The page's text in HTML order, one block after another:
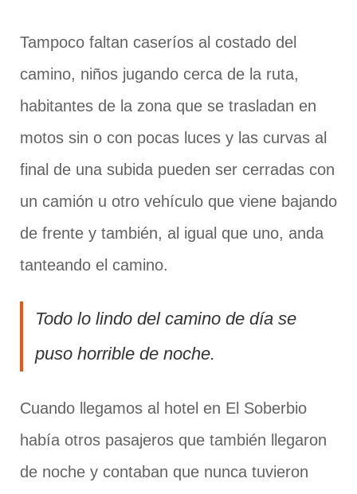
Tampoco faltan caseríos al costado del
camino, niños jugando cerca de la ruta,
habitantes de la zona que se trasladan en
motos sin o con pocas luces y las curvas al
final de una subida pueden ser cerradas con
un camión u otro vehículo que viene bajando
de frente y también, al igual que uno, anda
tanteando el camino.
Todo lo lindo del camino de día se
puso horrible de noche.
Cuando llegamos al hotel en El Soberbio
había otros pasajeros que también llegaron
de noche y contaban que nunca tuvieron